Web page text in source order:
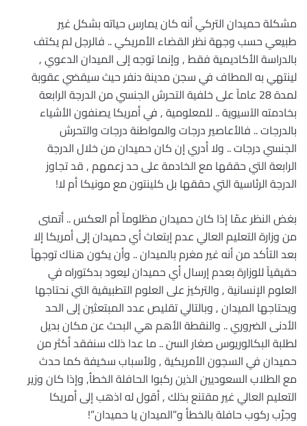
مشكلة حميدان التركي أنه كان يمارس حياته بشكل غير
طبيعي حسب وجهة نظر القضاء الأمريكي .. فالرجل لم يكتف
بالدراسة الأكاديمية فقط , وإنما توجه إلى الميدان الدعوي ,
لينتهي به المطاف في سجن مدينة دنفر حيث سيقضي عقوبة
لمدة 28 عاماً على خلفية التحرش الجنسي من الدرجة الرابعة
بخادمته الآسيوية .. للمعلومية , في أمريكا يصنفون الأشياء
بالدرجات .. فالأعاصير درجات والمواطنة درجات والتحرش
الجنسي درجات .. ولا أدري إن كان حميدان من خلال الدرجة
الرابعة التي حققها مع الخادمة على حد زعمهم , قد تجاوز
الدرجة الرئاسية التي حققها بل كلينتون مع مونيكا أم لا!
بغض النظر عمّا إذا كان حميدان مظلوماً أم العكس .. أتمنى
من وزارة التعليم العالي عدم إبتعاث أي حميدان إلى أمريكا إلا
بعد التأكد من أنه غير مغرم بالميدان .. وأن يكون هناك توجهاً
حقيقياً للوزارة بعدم إرسال أي حميدان ليعود بدكتوراه في
العلوم الإنسانية , والتركيز على العلوم التطبيقية التي نحتاجها
ويحتاجها الميدان , وبالتالي تقليص عدد المبتعثين إلى الحد
الأدنى الضروري .. والنقطة الأهم هي البحث عن مكان بديل
لطلبة البكالوريوس صغار السن .. ما عدا ذلك سنفقد أكثر من
حميدان في السجون الأمريكية , ولأسباب سخيفة كما حدث
مع الطلاب السعوديين الذين ركبوا الحافلة الخطأ, وإذا كان وزير
التعليم العالي غير مقتنع بذلك , أقول له اذهب إلى أمريكا
وجرِّب ركوب حافلة بالخطأ و”الميدان يا حميدان”!